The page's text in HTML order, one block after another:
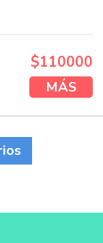
$110000
MÁS